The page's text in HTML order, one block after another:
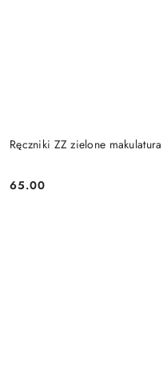
Ręczniki ZZ zielone
Cena:
65.00